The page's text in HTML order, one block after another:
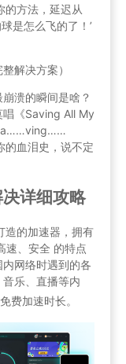
的方法，延迟从
是怎么飞的了！’
解决方案）
溃的瞬间是啥？
唱《Saving All My
的血泪史，说不定
详细攻略
造的加速器，拥有
速、安全 的特点
网络时遇到的各
乐、直播等内
费加速时长。